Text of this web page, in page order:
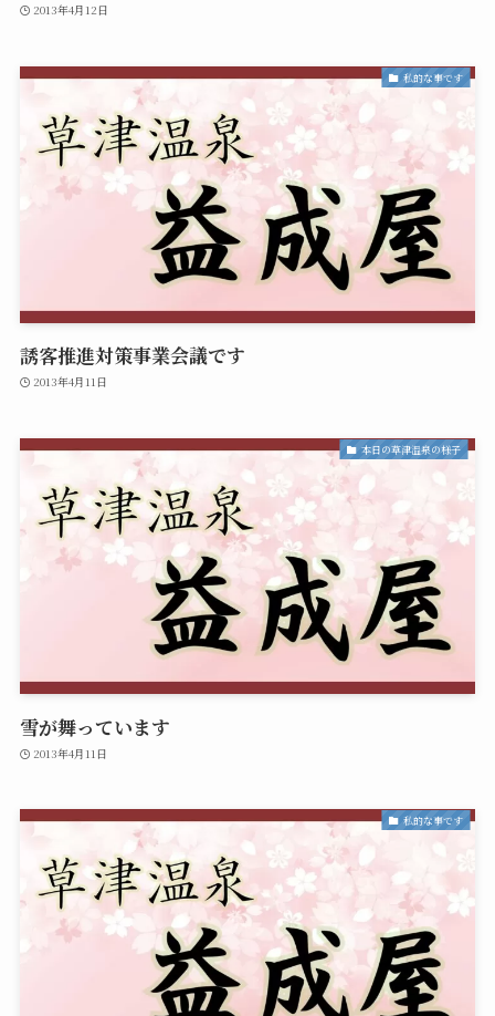
2013年4月12日
私的な事です
誘客推進対策事業会議です
2013年4月11日
本日の草津温泉の様子
雪が舞っています
2013年4月11日
私的な事です